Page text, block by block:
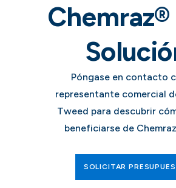
Chemraz®
Póngase en contacto
representante comercial
Tweed para descubrir
beneficiarse de
SOLICITAR